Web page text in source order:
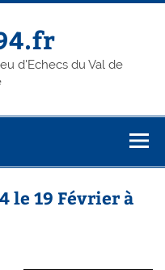
d'Echecs du Val de
le 19 Février à